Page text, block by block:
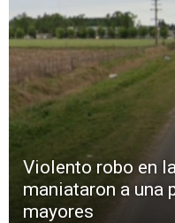
Violento robo en
maniataron a una
mayores